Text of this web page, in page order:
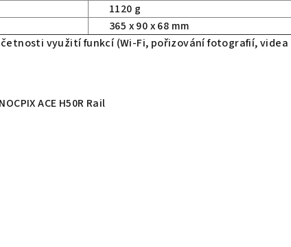
1120 g
365 x 90 x 68 mm
využití funkcí (Wi-Fi, pořizování fotografií,
ACE H50R Rail